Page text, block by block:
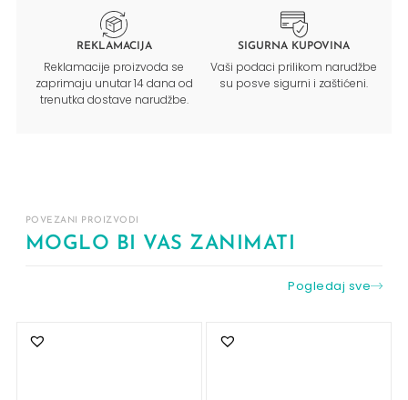
REKLAMACIJA
Reklamacije proizvoda se
zaprimaju unutar 14 dana od
trenutka dostave narudžbe.
SIGURNA KUPOVINA
Vaši podaci prilikom narudžbe
su posve sigurni i zaštićeni.
POVEZANI PROIZVODI
MOGLO BI VAS ZANIMATI
Pogledaj sve